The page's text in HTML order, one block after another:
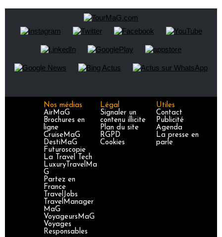
Nos médias
AirMaG
Brochures en
ligne
CruiseMaG
DestiMaG
Futuroscopie
La Travel Tech
LuxuryTravelMa
G
Partez en
France
TravelJobs
TravelManager
MaG
VoyageursMaG
Voyages
Responsables
Légal
Signaler un
contenu illicite
Plan du site
RGPD
Cookies
Utiles
Contact
Publicité
Agenda
La presse en
parle